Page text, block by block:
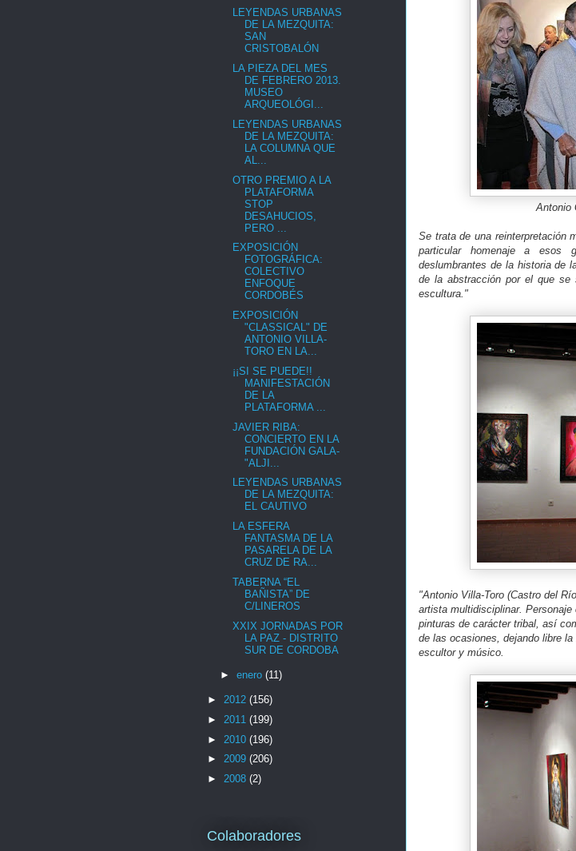
Antonio
Se trata de una reinterpretación
particular homenaje a esos
deslumbrantes de la historia de
de la abstracción por el que
escultura."
"Antonio Villa-Toro (Castro del
artista multidisciplinar.
pinturas de carácter tribal, así
de las ocasiones, dejando libre
escultor y músico.
LEYENDAS URBANAS
DE LA MEZQUITA:
SAN
CRISTOBALÓN
LA PIEZA DEL MES
DE FEBRERO 2013.
MUSEO
ARQUEOLÓGI...
LEYENDAS URBANAS
DE LA MEZQUITA:
LA COLUMNA QUE
AL...
OTRO PREMIO A LA
PLATAFORMA
STOP
DESAHUCIOS,
PERO ...
EXPOSICIÓN
FOTOGRÁFICA:
COLECTIVO
ENFOQUE
CORDOBÉS
EXPOSICIÓN
"CLASSICAL" DE
ANTONIO VILLA-
TORO EN LA...
¡¡SI SE PUEDE!!
MANIFESTACIÓN
DE LA
PLATAFORMA ...
JAVIER RIBA:
CONCIERTO EN LA
FUNDACIÓN GALA-
"ALJI...
LEYENDAS URBANAS
DE LA MEZQUITA:
EL CAUTIVO
LA ESFERA
FANTASMA DE LA
PASARELA DE LA
CRUZ DE RA...
TABERNA “EL
BAÑISTA” DE
C/LINEROS
XXIX JORNADAS POR
LA PAZ - DISTRITO
SUR DE CORDOBA
► enero (11)
► 2012 (156)
► 2011 (199)
► 2010 (196)
► 2009 (206)
► 2008 (2)
Colaboradores